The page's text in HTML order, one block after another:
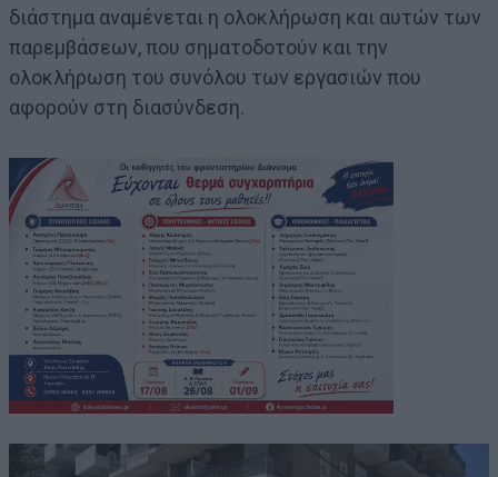
διάστημα αναμένεται η ολοκλήρωση και αυτών των
παρεμβάσεων, που σηματοδοτούν και την
ολοκλήρωση του συνόλου των εργασιών που
αφορούν στη διασύνδεση.